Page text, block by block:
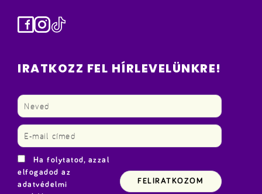
Facebook
Instagram
TikTok
IRATKOZZ FEL HÍRLEVELÜNKRE!
Ha folytatod, azzal
elfogadod az
adatvédelmi